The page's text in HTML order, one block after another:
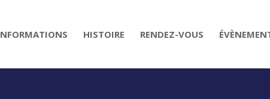
HISTOIRE RENDEZ-VOUS